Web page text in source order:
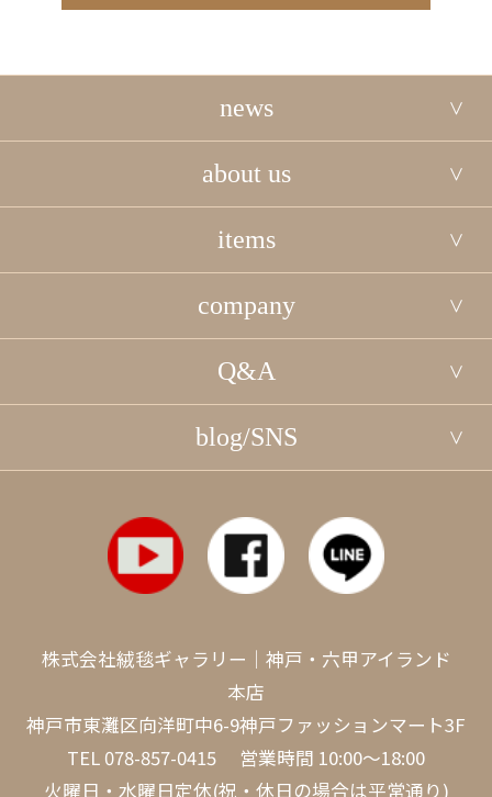
news
about us
items
company
Q&A
blog/SNS
株式会社絨毯ギャラリー｜神戸・六甲アイランド
本店
神戸市東灘区向洋町中6-9神戸ファッションマート3F
TEL 078-857-0415 営業時間 10:00～18:00
火曜日・水曜日定休(祝・休日の場合は平常通り)